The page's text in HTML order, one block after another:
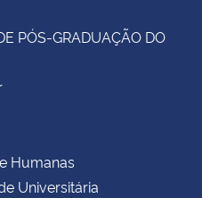
PÓS-GRADUAÇÃO DO
Humanas
Universitária